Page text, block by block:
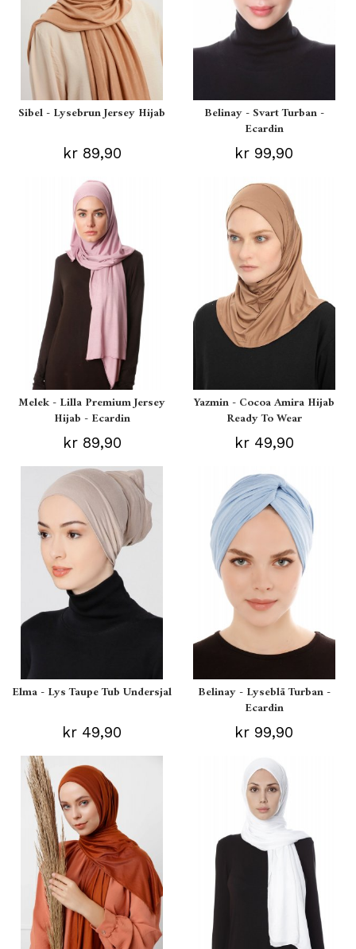
Sibel - Lysebrun Jersey Hijab
kr 89,90
Belinay - Svart Turban -
Ecardin
kr 99,90
Melek - Lilla Premium Jersey
Hijab - Ecardin
kr 89,90
Yazmin - Cocoa Amira Hijab
Ready To Wear
kr 49,90
Elma - Lys Taupe Tub Undersjal
kr 49,90
Belinay - Lyseblå Turban -
Ecardin
kr 99,90